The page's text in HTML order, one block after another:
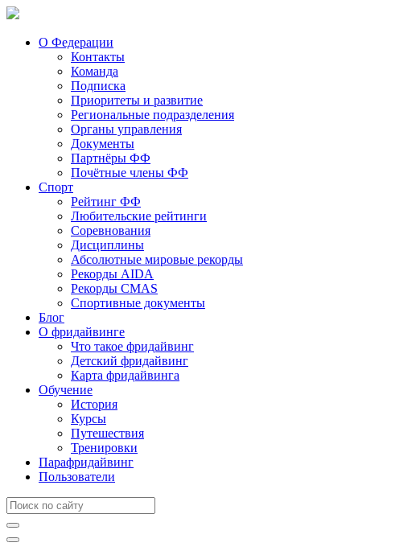
О Федерации
Контакты
Команда
Подписка
Приоритеты и развитие
Региональные подразделения
Органы управления
Документы
Партнёры ФФ
Почётные члены ФФ
Спорт
Рейтинг ФФ
Любительские рейтинги
Соревнования
Дисциплины
Абсолютные мировые рекорды
Рекорды AIDA
Рекорды CMAS
Спортивные документы
Блог
О фридайвинге
Что такое фридайвинг
Детский фридайвинг
Карта фридайвинга
Обучение
История
Курсы
Путешествия
Тренировки
Парафридайвинг
Пользователи